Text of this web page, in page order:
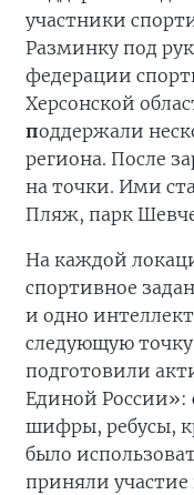
участники
Разминку под
федерации
Херсонской
поддержали
региона. После
на точки. Ими
Пляж, парк
На каждой
спортивное
и одно
следующую
подготовили
Единой России»:
шифры, ребусы,
было
приняли